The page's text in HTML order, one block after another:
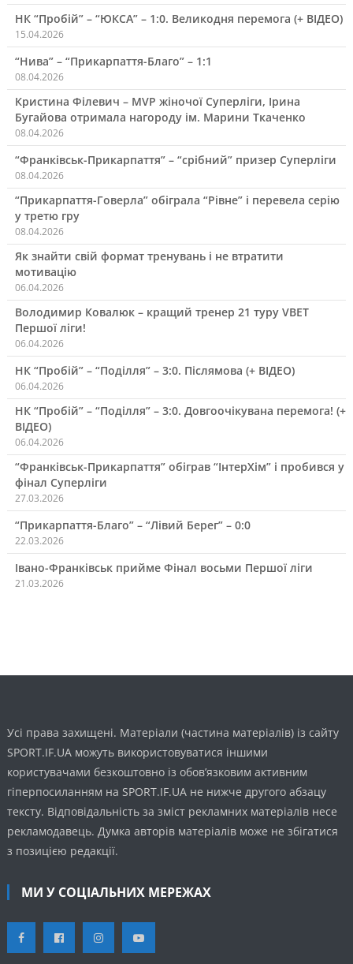
НК “Пробій” – “ЮКСА” – 1:0. Великодня перемога (+ ВІДЕО)
15.04.2026
“Нива” – “Прикарпаття-Благо” – 1:1
08.04.2026
Кристина Філевич – MVP жіночої Суперліги, Ірина
Бугайова отримала нагороду ім. Марини Ткаченко
08.04.2026
“Франківськ-Прикарпаття” – “срібний” призер Суперліги
08.04.2026
“Прикарпаття-Говерла” обіграла “Рівне” і перевела серію
у третю гру
08.04.2026
Як знайти свій формат тренувань і не втратити
мотивацію
06.04.2026
Володимир Ковалюк – кращий тренер 21 туру VBET
Першої ліги!
06.04.2026
НК “Пробій” – “Поділля” – 3:0. Післямова (+ ВІДЕО)
06.04.2026
НК “Пробій” – “Поділля” – 3:0. Довгоочікувана перемога! (+
ВІДЕО)
06.04.2026
“Франківськ-Прикарпаття” обіграв “ІнтерХім” і пробився у
фінал Суперліги
27.03.2026
“Прикарпаття-Благо” – “Лівий Берег” – 0:0
22.03.2026
Івано-Франківськ прийме Фінал восьми Першої ліги
21.03.2026
Усі права захищені. Матеріали (частина матеріалів) із сайту
SPORT.IF.UA можуть використовуватися іншими
користувачами безкоштовно із обов’язковим активним
гіперпосиланням на SPORT.IF.UA не нижче другого абзацу
тексту. Відповідальність за зміст рекламних матеріалів несе
рекламодавець. Думка авторів матеріалів може не збігатися
з позицією редакції.
МИ У СОЦІАЛЬНИХ МЕРЕЖАХ